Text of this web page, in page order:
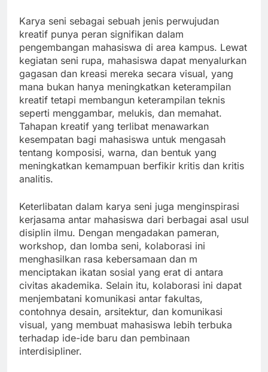
Karya seni sebagai sebuah jenis perwujudan
kreatif punya peran signifikan dalam
pengembangan mahasiswa di area kampus. Lewat
kegiatan seni rupa, mahasiswa dapat menyalurkan
gagasan dan kreasi mereka secara visual, yang
mana bukan hanya meningkatkan keterampilan
kreatif tetapi membangun keterampilan teknis
seperti menggambar, melukis, dan memahat.
Tahapan kreatif yang terlibat menawarkan
kesempatan bagi mahasiswa untuk mengasah
tentang komposisi, warna, dan bentuk yang
meningkatkan kemampuan berfikir kritis dan kritis
analitis.
Keterlibatan dalam karya seni juga menginspirasi
kerjasama antar mahasiswa dari berbagai asal usul
disiplin ilmu. Dengan mengadakan pameran,
workshop, dan lomba seni, kolaborasi ini
menghasilkan rasa kebersamaan dan m
menciptakan ikatan sosial yang erat di antara
civitas akademika. Selain itu, kolaborasi ini dapat
menjembatani komunikasi antar fakultas,
contohnya desain, arsitektur, dan komunikasi
visual, yang membuat mahasiswa lebih terbuka
terhadap ide-ide baru dan pembinaan
interdisipliner.